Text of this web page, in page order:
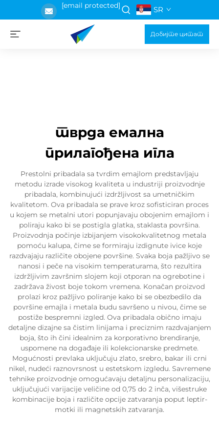
[email protected] SR
Добијте цитат
тврда емална
прилагођена игла
Prestolni pribadala sa tvrdim emajlom predstavljaju
metodu izrade visokog kvaliteta u industriji proizvodnje
pribadala, kombinujući izdržljivost sa umetničkim
kvalitetom. Ova pribadala se prave kroz sofisticiran proces
u kojem se metalni utori popunjavaju obojenim emajlom i
poliraju kako bi se postigla glatka, staklasta površina.
Proizvodnja počinje izbijanjem visokokvalitetnog metala
pomoću kalupa, čime se formiraju izdignute ivice koje
razdvajaju različite obojene površine. Svaka boja pažljivo se
nanosi i peče na visokim temperaturama, što rezultira
izdržljivim završnim slojem koji otporan na ogrebotine i
zadržava živost boje tokom vremena. Konačan proizvod
prolazi kroz pažljivo poliranje kako bi se obezbedilo da
površine emajla i metala budu savršeno u nivou, čime se
postiže bespremni izgled. Ova pribadala obično imaju
detaljne dizajne sa čistim linijama i preciznim razdvajanjem
boja, što ih čini idealnim za korporativno brendiranje,
uspomene na događaje ili kolekcionarske predmete.
Mogućnosti prevlaka uključuju zlato, srebro, bakar ili crni
nikel, nudeći raznovrsnost u estetskom izgledu. Savremene
tehnike proizvodnje omogućavaju detaljnu personalizaciju,
uključujući varijacije veličine od 0,75 do 2 inča, višestruke
kombinacije boja i različite opcije zatvaranja poput leptir-
motki ili magnetskih zatvaranja.